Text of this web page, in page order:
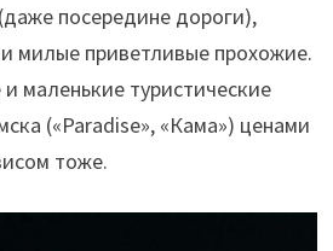
посередине дороги),
милые приветливые прохожие.
маленькие туристические
(«Paradise», «Кама») ценами
тоже.